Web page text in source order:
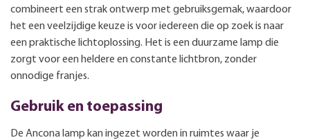
combineert een strak ontwerp met gebruiksgemak, waardoor
het een veelzijdige keuze is voor iedereen die op zoek is naar
een praktische lichtoplossing. Het is een duurzame lamp die
zorgt voor een heldere en constante lichtbron, zonder
onnodige franjes.
Gebruik en toepassing
De Ancona lamp kan ingezet worden in ruimtes waar je